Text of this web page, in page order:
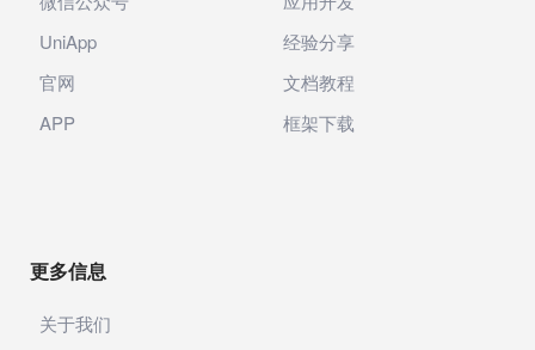
UniApp
官网
APP
经验分享
文档教程
框架下载
更多信息
关于我们